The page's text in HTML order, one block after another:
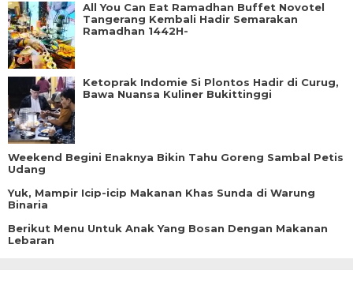
All You Can Eat Ramadhan Buffet Novotel
Tangerang Kembali Hadir Semarakan
Ramadhan 1442H-
Ketoprak Indomie Si Plontos Hadir di Curug,
Bawa Nuansa Kuliner Bukittinggi
Weekend Begini Enaknya Bikin Tahu Goreng Sambal Petis
Udang
Yuk, Mampir Icip-icip Makanan Khas Sunda di Warung
Binaria
Berikut Menu Untuk Anak Yang Bosan Dengan Makanan
Lebaran